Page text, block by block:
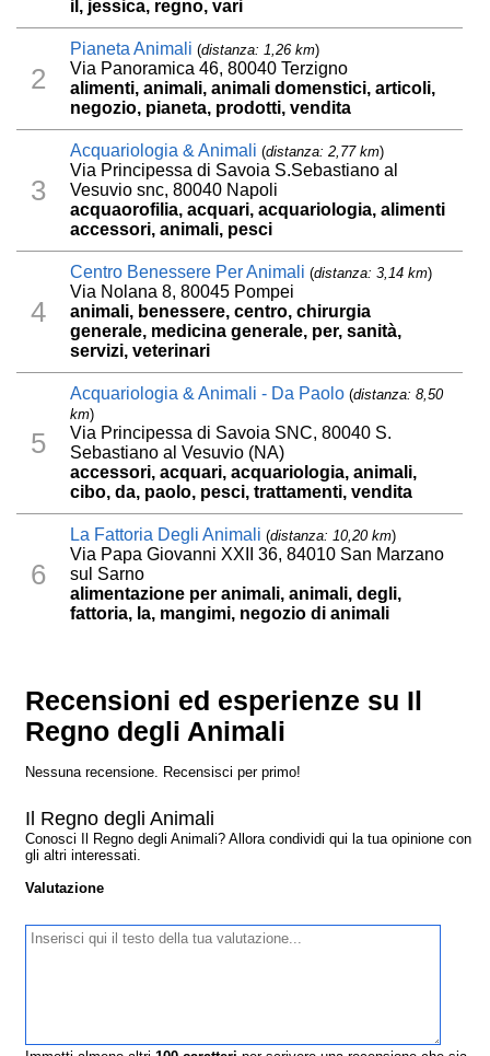
il, jessica, regno, vari
2
Pianeta Animali (distanza: 1,26 km)
Via Panoramica 46, 80040 Terzigno
alimenti, animali, animali domenstici, articoli,
negozio, pianeta, prodotti, vendita
3
Acquariologia & Animali (distanza: 2,77 km)
Via Principessa di Savoia S.Sebastiano al
Vesuvio snc, 80040 Napoli
acquaorofilia, acquari, acquariologia, alimenti
accessori, animali, pesci
4
Centro Benessere Per Animali (distanza: 3,14 km)
Via Nolana 8, 80045 Pompei
animali, benessere, centro, chirurgia
generale, medicina generale, per, sanità,
servizi, veterinari
5
Acquariologia & Animali - Da Paolo (distanza: 8,50
km)
Via Principessa di Savoia SNC, 80040 S.
Sebastiano al Vesuvio (NA)
accessori, acquari, acquariologia, animali,
cibo, da, paolo, pesci, trattamenti, vendita
6
La Fattoria Degli Animali (distanza: 10,20 km)
Via Papa Giovanni XXII 36, 84010 San Marzano
sul Sarno
alimentazione per animali, animali, degli,
fattoria, la, mangimi, negozio di animali
Recensioni ed esperienze su Il
Regno degli Animali
Nessuna recensione. Recensisci per primo!
Il Regno degli Animali
Conosci Il Regno degli Animali? Allora condividi qui la tua opinione con
gli altri interessati.
Valutazione